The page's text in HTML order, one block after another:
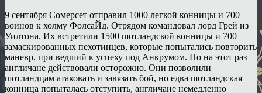
9 сентября Сомерсет отправил 1000 легкой конницы и 700
воинов к холму ФолсаЙд. Отрядом командовал лорд Грей из
Уилтона. Их встретили 1500 шотландской конницы и 700
замаскированных пехотинцев, которые попытались повторить
маневр, при ведший к успеху под Анкрумом. Но на этот раз
англичане действовали осторожно. Они позволили
шотландцам атаковать и завязать бой, но едва шотландская
конница попыталась отступить, англичане немедленно